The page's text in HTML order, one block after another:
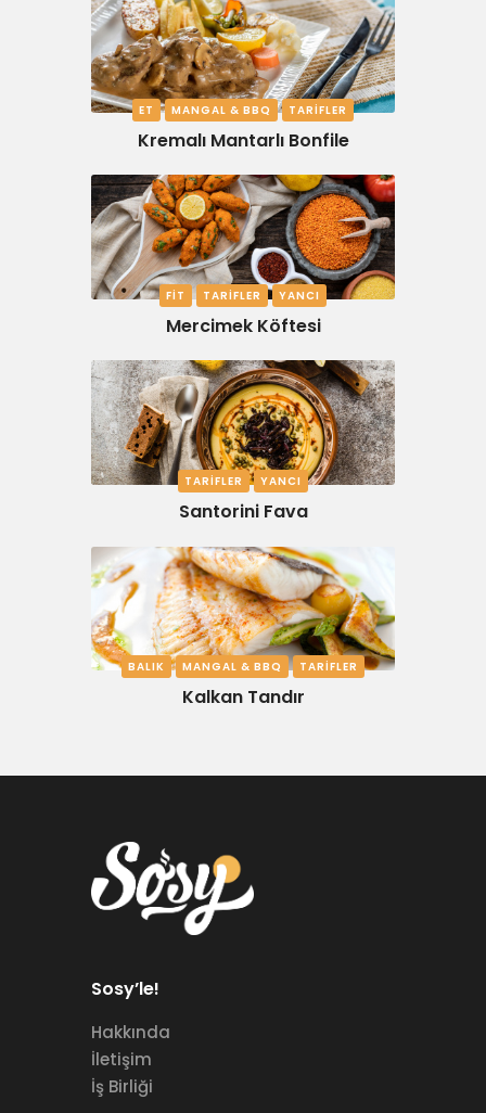
ET MANGAL & BBQ TARIFLER
Kremalı Mantarlı Bonfile
FIT TARIFLER YANCI
Mercimek Köftesi
TARIFLER YANCI
Santorini Fava
BALIK MANGAL & BBQ TARIFLER
Kalkan Tandır
Sosy’le!
Hakkında
İletişim
İş Birliği